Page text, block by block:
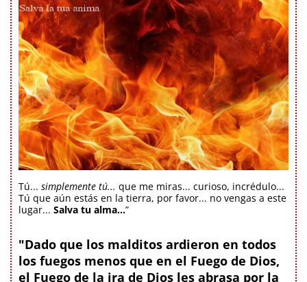
Tú... simplemente tú... que me miras... curioso, incrédulo...
Tú que aún estás en la tierra, por favor... no vengas a este
lugar... Salva tu alma...”
"Dado que los malditos ardieron en todos
los fuegos menos que en el Fuego de Dios,
el Fuego de la ira de Dios les abrasa por la